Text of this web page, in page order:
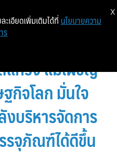
GO” เดิน
แกร่ง แม้เผชิญ
กิจโลก มั่นใจ
บริหารจัดการ
รจุภัณฑ์ได้ดีขึ้น
ะเอียดเพิ่มเติมได้ที่ นโยบายความ
ร
X